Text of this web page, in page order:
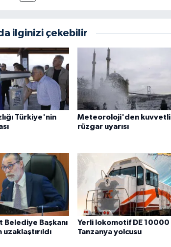
ilginizi çekebilir
Türkiye'nin
Meteoroloji'den kuvvetli
rüzgar uyarısı
Belediye Başkanı
Yerli lokomotif DE 10000
Tanzanya yolcusu